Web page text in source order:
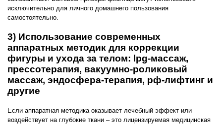
исключительно для личного домашнего пользования
самостоятельно.
3) Использование современных
аппаратных методик для коррекции
фигуры и ухода за телом: lpg-массаж,
прессотерапия, вакуумно-роликовый
массаж, эндосфера-терапия, рф-лифтинг и
другие
Если аппаратная методика оказывает лечебный эффект или
воздействует на глубокие ткани – это лицензируемая медицинская